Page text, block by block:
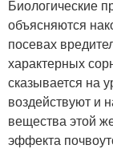
Биологические
объясняются
посевах
характерных
сказывается на
воздействуют и
вещества этой
эффекта